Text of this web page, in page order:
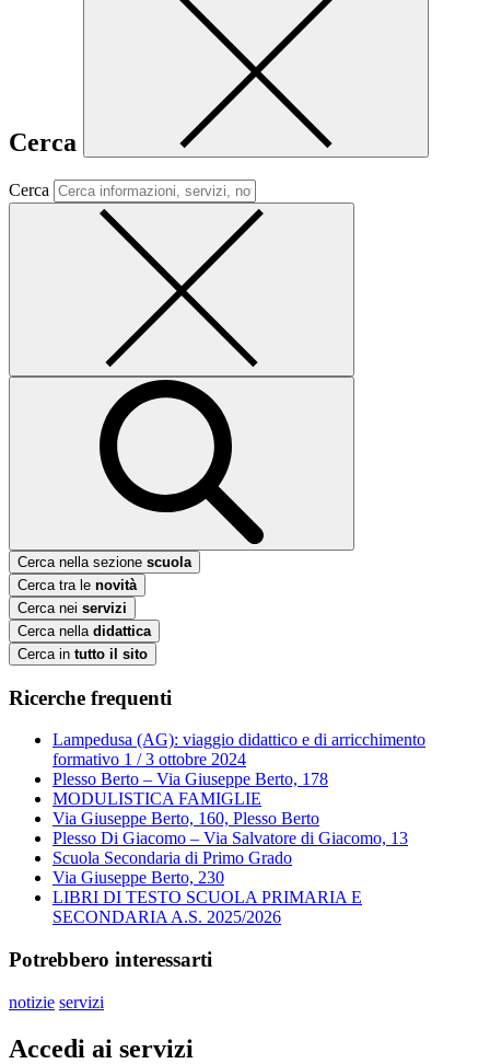
Cerca
Cerca
Cerca nella sezione scuola
Cerca tra le novità
Cerca nei servizi
Cerca nella didattica
Cerca in tutto il sito
Ricerche frequenti
Lampedusa (AG): viaggio didattico e di arricchimento
formativo 1 / 3 ottobre 2024
Plesso Berto – Via Giuseppe Berto, 178
MODULISTICA FAMIGLIE
Via Giuseppe Berto, 160, Plesso Berto
Plesso Di Giacomo – Via Salvatore di Giacomo, 13
Scuola Secondaria di Primo Grado
Via Giuseppe Berto, 230
LIBRI DI TESTO SCUOLA PRIMARIA E
SECONDARIA A.S. 2025/2026
Potrebbero interessarti
notizie servizi
Accedi ai servizi